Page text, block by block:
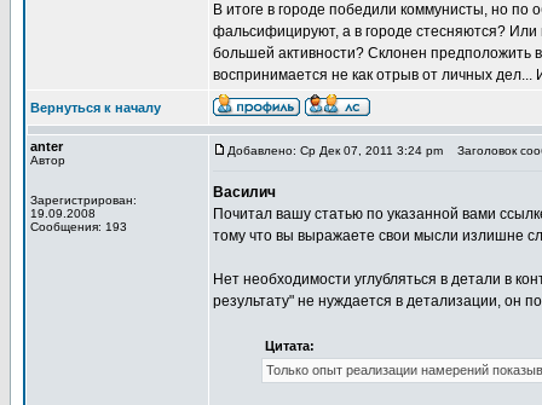
В итоге в городе победили коммунисты, но
фальсифицируют, а в городе стесняются? Или
большей активности? Склонен предположить
воспринимается не как отрыв от личных дел...
Вернуться к началу
anter
Автор
Зарегистрирован:
19.09.2008
Сообщения: 193
Добавлено: Ср Дек 07, 2011 3:24 pm Заголовок
Василич
Почитал вашу статью по указанной вами
тому что вы выражаете свои мысли излишне
Нет необходимости углубляться в детали в
результату" не нуждается в детализации, он
Цитата:
Только опыт реализации намерений